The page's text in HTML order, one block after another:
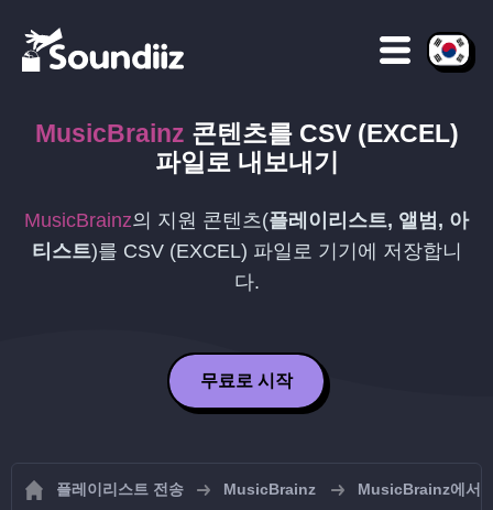
MusicBrainz 콘텐츠를 CSV (EXCEL)
파일로 내보내기
MusicBrainz의 지원 콘텐츠(플레이리스트, 앨범, 아
티스트)를 CSV (EXCEL) 파일로 기기에 저장합니
다.
무료로 시작
플레이리스트 전송 MusicBrainz MusicBrainz에서